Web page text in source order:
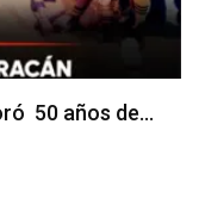
50 años de…